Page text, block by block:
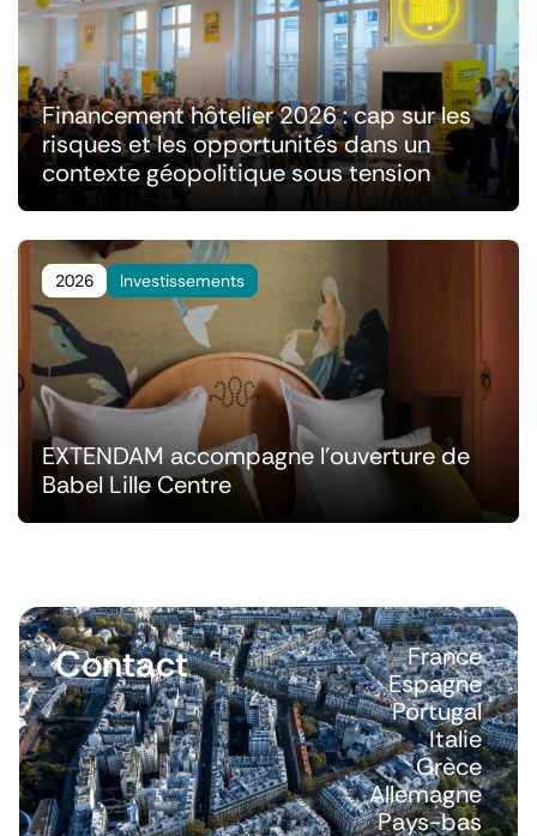
Financement hôtelier 2026 : cap sur les
risques et les opportunités dans un
contexte géopolitique sous tension
2026 Investissements
EXTENDAM accompagne l'ouverture de
Babel Lille Centre
Contact
France
Espagne
Portugal
Italie
Grèce
Allemagne
Pays-bas